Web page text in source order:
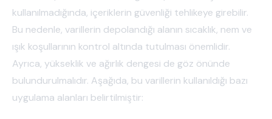
kullanılmadığında, içeriklerin güvenliği tehlikeye girebilir.
Bu nedenle, varillerin depolandığı alanın sıcaklık, nem ve
ışık koşullarının kontrol altında tutulması önemlidir.
Ayrıca, yükseklik ve ağırlık dengesi de göz önünde
bulundurulmalıdır. Aşağıda, bu varillerin kullanıldığı bazı
uygulama alanları belirtilmiştir: